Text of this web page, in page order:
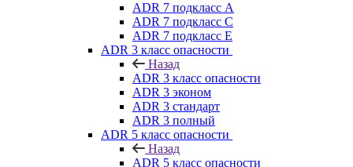
ADR 7 подкласс A
ADR 7 подкласс C
ADR 7 подкласс E
ADR 3 класс опасности
Назад
ADR 3 класс опасности
ADR 3 эконом
ADR 3 стандарт
ADR 3 полный
ADR 5 класс опасности
Назад
ADR 5 класс опасности